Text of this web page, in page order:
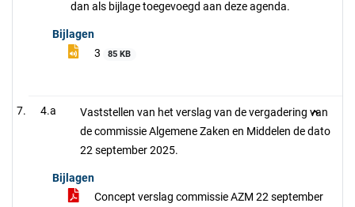
dan als bijlage toegevoegd aan deze agenda.
Bijlagen
3
85 KB
4.a
Vaststellen van het verslag van de vergadering van
de commissie Algemene Zaken en Middelen de dato
22 september 2025.
Bijlagen
Concept verslag commissie AZM 22 september